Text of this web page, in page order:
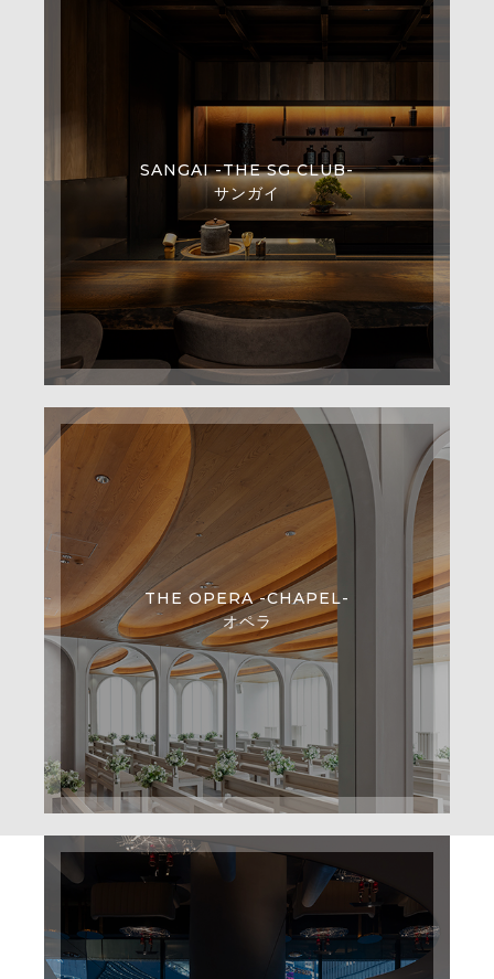
SANGAI -THE SG CLUB-
サンガイ
THE OPERA -CHAPEL-
オペラ